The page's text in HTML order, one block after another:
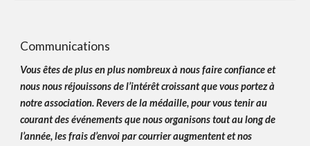
Communications
Vous êtes de plus en plus nombreux à nous faire confiance et
nous nous réjouissons de l’intérêt croissant que vous portez à
notre association. Revers de la médaille, pour vous tenir au
courant des événements que nous organisons tout au long de
l’année, les frais d’envoi par courrier augmentent et nos